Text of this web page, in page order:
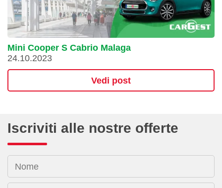
Mini Cooper S Cabrio Malaga
24.10.2023
Vedi post
Iscriviti alle nostre offerte
Nome